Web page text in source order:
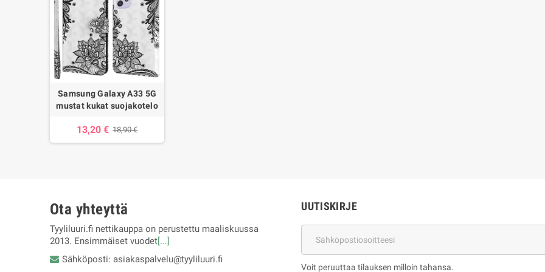
Samsung Galaxy A33 5G
mustat kukat suojakotelo
13,20 € 18,90 €
Ota yhteyttä
Tyyliluuri.fi nettikauppa on perustettu maaliskuussa
2013. Ensimmäiset vuodet[...]
Sähköposti: asiakaspalvelu@tyyliluuri.fi
UUTISKIRJE
Voit peruuttaa tilauksen milloin tahansa.